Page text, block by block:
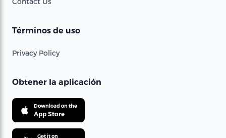
Términos de uso
Privacy Policy
Obtener la aplicación
Download on the
App Store
Get it on